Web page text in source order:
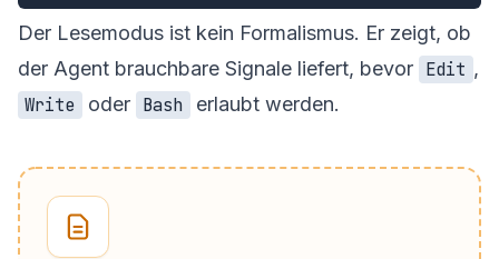
Der Lesemodus ist kein Formalismus. Er zeigt, ob
der Agent brauchbare Signale liefert, bevor Edit ,
Write
oder Bash erlaubt werden.